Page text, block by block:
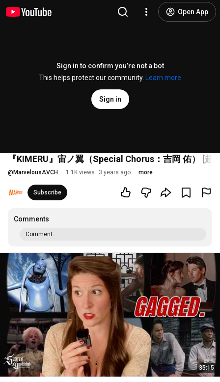
Open App
Sign in to confirm you’re not a bot
This helps protect our community.
Learn more
Sign in
『KIMERU』宙ノ翼（Special Chorus：吉岡 佑） [
@ MarvelousAVCH 1.1K views 3 years ago more
Subscribe
Comments
Comment...
35:15